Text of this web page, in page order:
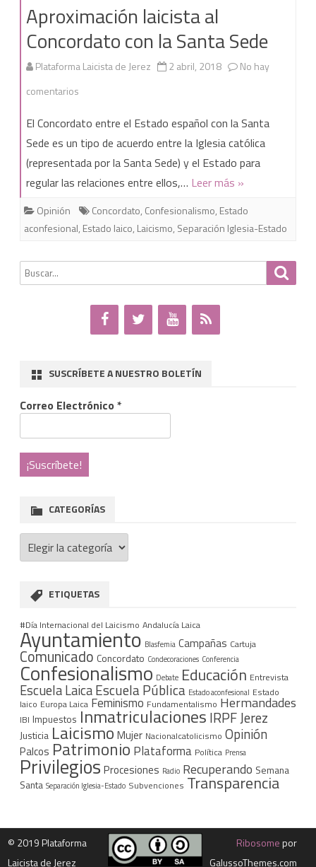
Aproximación laicista al
Concordato con la Santa Sede
Plataforma Laicista de Jerez 2 abril, 2018
No hay
comentarios
laicista
al
Concordato
con
Santa
Sede
El Concordato entre el Estado español con la Santa
Sede es un tipo de acuerdo entre la Iglesia católica
(representada por la Santa Sede) y el Estado para
regular las relaciones entre ellos,… Leer más »
Opinión Concordato, Confesionalismo, Estado
aconfesional, Estado laico, Laicismo, Separación Iglesia-Estado
Buscar
por:
SUSCRÍBETE A NUESTRO BOLETÍN
Correo Electrónico *
CATEGORÍAS
Categorías
ETIQUETAS
#Día Internacional del Laicismo Andalucía Laica
Ayuntamiento Blasfemia Campañas Cartuja
Comunicado Concordato Condecoraciones Conferencia
Confesionalismo Debate Educación Entrevista
Escuela LaicaEscuela Pública Estado aconfesional Estado
laico Europa Laica Feminismo Fundamentalismo Hermandades
IBI Impuestos Inmatriculaciones IRPFJerez
Justicia Laicismo Mujer Nacionalcatolicismo Opinión
Palcos Patrimonio Plataforma Política Prensa
Privilegios Procesiones Radio Recuperando Semana
Santa Separación Iglesia-Estado Subvenciones Transparencia
© 2019 Plataforma
Laicista de Jerez
Ribosomepor
GalussoThemes.com